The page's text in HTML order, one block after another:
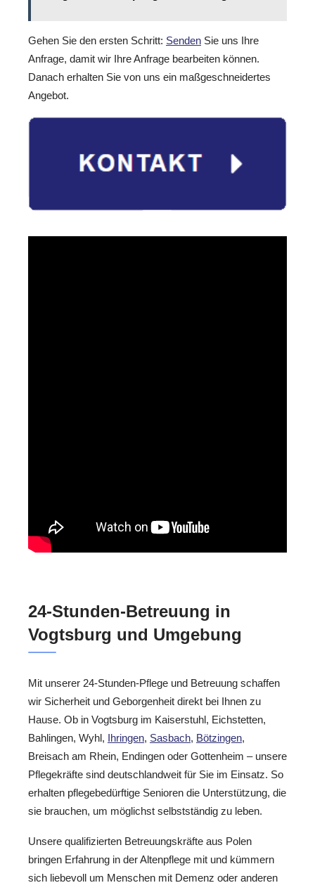
Gehen Sie den ersten Schritt: Senden Sie uns Ihre
Anfrage, damit wir Ihre Anfrage bearbeiten können.
Danach erhalten Sie von uns ein maßgeschneidertes
Angebot.
24-Stunden-Betreuung in
Vogtsburg und Umgebung
Mit unserer 24-Stunden-Pflege und Betreuung schaffen
wir Sicherheit und Geborgenheit direkt bei Ihnen zu
Hause. Ob in Vogtsburg im Kaiserstuhl, Eichstetten,
Bahlingen, Wyhl, Ihringen, Sasbach, Bötzingen,
Breisach am Rhein, Endingen oder Gottenheim – unsere
Pflegekräfte sind deutschlandweit für Sie im Einsatz. So
erhalten pflegebedürftige Senioren die Unterstützung, die
sie brauchen, um möglichst selbstständig zu leben.
Unsere qualifizierten Betreuungskräfte aus Polen
bringen Erfahrung in der Altenpflege mit und kümmern
sich liebevoll um Menschen mit Demenz oder anderen